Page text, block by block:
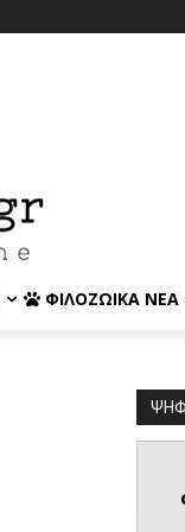
ΦΙΛΟΖΩΙΚΆ ΝΈΑ